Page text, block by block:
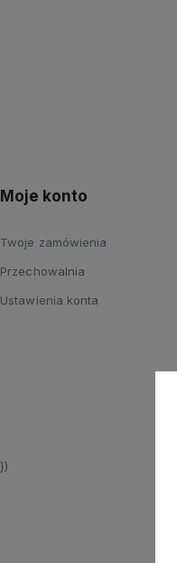
Moje konto
Twoje zamówienia
Przechowalnia
Ustawienia konta
})